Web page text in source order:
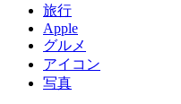
旅行
Apple
グルメ
アイコン
写真